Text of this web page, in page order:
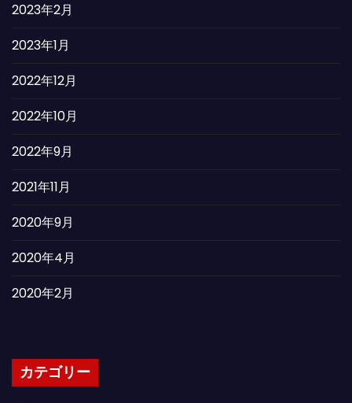
2023年2月
2023年1月
2022年12月
2022年10月
2022年9月
2021年11月
2020年9月
2020年4月
2020年2月
カテゴリー